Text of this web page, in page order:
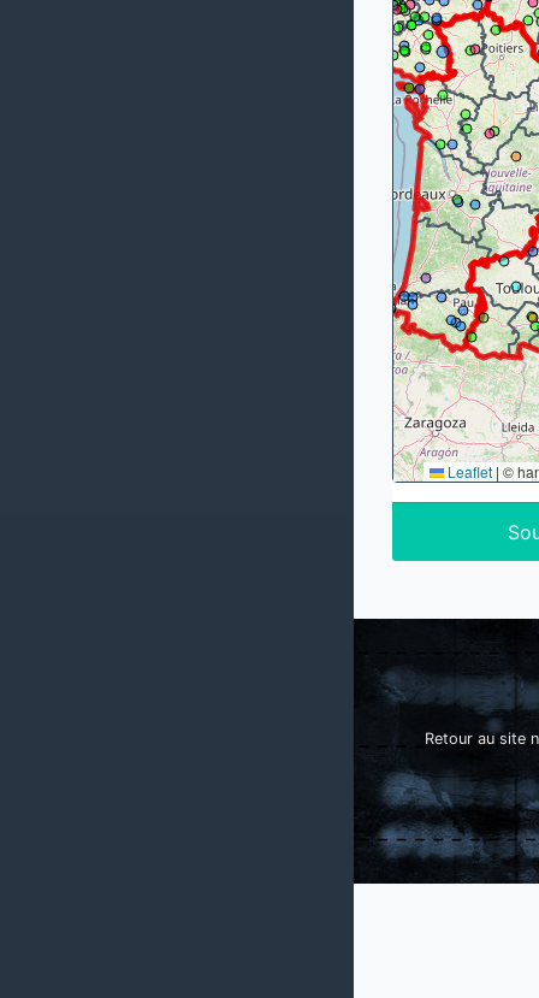
Leaflet | ©
Retour au site